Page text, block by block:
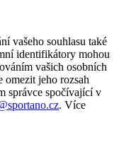
vašeho souhlasu také
identifikátory mohou
vašich osobních
jeho rozsah
správce spočívající v
. Více